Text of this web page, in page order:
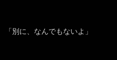
「別に、なんでもないよ」